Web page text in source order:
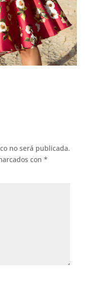
no será publicada.
con *